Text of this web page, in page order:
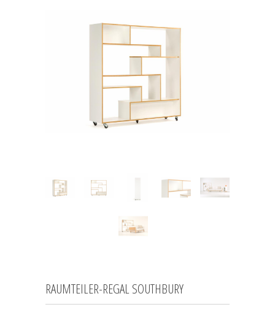
RAUMTEILER-REGAL SOUTHBURY